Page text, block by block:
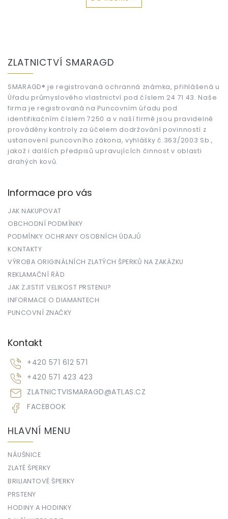
ZLATNICTVÍ SMARAGD
SMARAGD® je registrovaná ochranná známka, přihlášená u
Úřadu průmyslového vlastnictví pod číslem 24 71 43. Naše
firma je registrovaná na Puncovním úřadu pod
identifikačním číslem 7250 a v naší firmě jsou pravidelně
prováděny kontroly za účelem dodržování povinností z
ustanovení puncovního zákona, vyhlášky č.363/2003 Sb.,
jakož i dalších předpisů upravujících činnost v oblasti
drahých kovů.
Informace pro vás
JAK NAKUPOVAT
OBCHODNÍ PODMÍNKY
PODMÍNKY OCHRANY OSOBNÍCH ÚDAJŮ
KONTAKTY
VÝROBA ORIGINÁLNÍCH ZLATÝCH ŠPERKŮ NA ZAKÁZKU
REKLAMAČNÍ ŘÁD
JAK ZJISTIT VELIKOST PRSTENU?
INFORMACE O DIAMANTECH
PUNCOVNÍ ZNAČKY
Kontakt
ZLATNICTVISMARAGD@ATLAS.CZ
+420 571 612 571
+420 571 423 423
FACEBOOK
HLAVNÍ MENU
NÁUŠNICE
ZLATÉ ŠPERKY
BRILIANTOVÉ ŠPERKY
PRSTENY
HODINY A HODINKY